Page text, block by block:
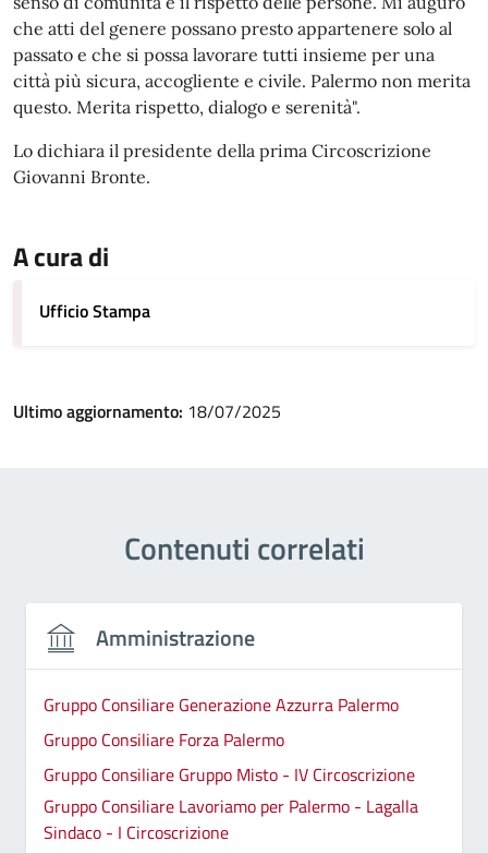
che atti del genere possano presto appartenere solo al
passato e che si possa lavorare tutti insieme per una
città più sicura, accogliente e civile. Palermo non merita
questo. Merita rispetto, dialogo e serenità".
Lo dichiara il presidente della prima Circoscrizione
Giovanni Bronte.
A cura di
Ufficio Stampa
Ultimo aggiornamento: 18/07/2025
Contenuti correlati
Amministrazione
Gruppo Consiliare Generazione Azzurra Palermo
Gruppo Consiliare Forza Palermo
Gruppo Consiliare Gruppo Misto - IV Circoscrizione
Gruppo Consiliare Lavoriamo per Palermo - Lagalla
Sindaco - I Circoscrizione